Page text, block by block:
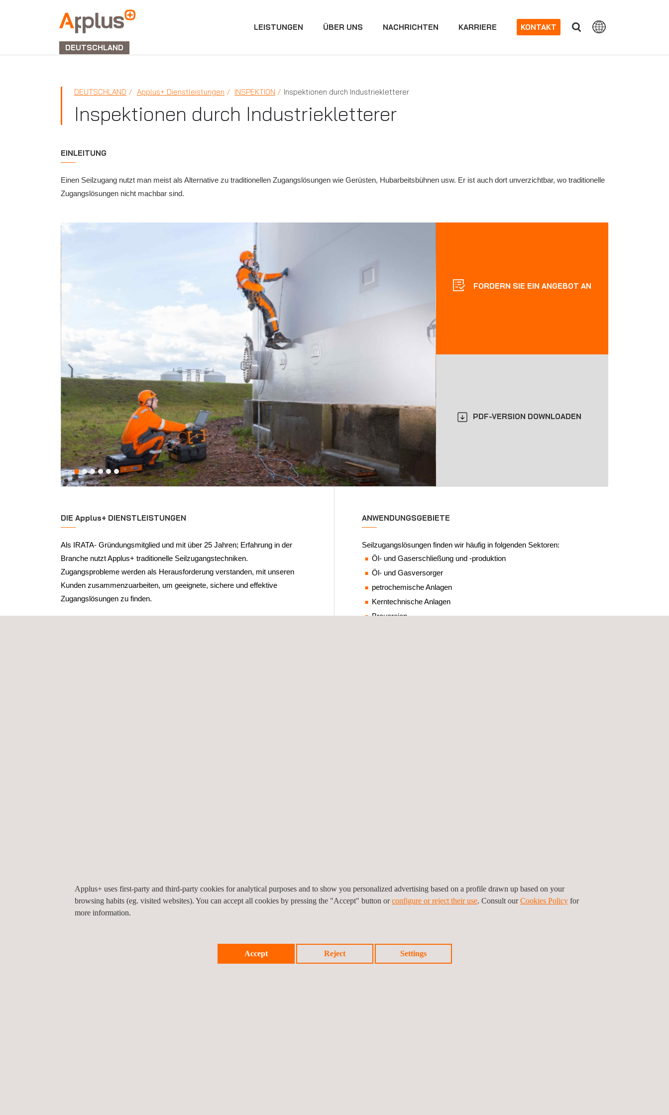
APPLUS+
GROUP
DEUTSCHLAND
LEISTUNGEN ÜBER UNS NACHRICHTEN KARRIERE KONTAKT
DEUTSCHLAND Applus+ Dienstleistungen INSPEKTION Inspektionen durch Industriekletterer
Inspektionen durch Industriekletterer
EINLEITUNG
Einen Seilzugang nutzt man meist als Alternative zu traditionellen Zugangslösungen wie Gerüsten, Hubarbeitsbühnen usw. Er ist auch dort unverzichtbar, wo traditionelle
Zugangslösungen nicht machbar sind.
FORDERN SIE EIN ANGEBOT AN
PDF-VERSION DOWNLOADEN
DIE Applus+ DIENSTLEISTUNGEN
Als IRATA- Gründungsmitglied und mit über 25 Jahren; Erfahrung in der
Branche nutzt Applus+ traditionelle Seilzugangstechniken.
Zugangsprobleme werden als Herausforderung verstanden, mit unseren
Kunden zusammenzuarbeiten, um geeignete, sichere und effektive
Zugangslösungen zu finden.
ANWENDUNGSGEBIETE
Seilzugangslösungen finden wir häufig in folgenden Sektoren:
Öl- und Gaserschließung und -produktion
Öl- und Gasversorger
petrochemische Anlagen
Kerntechnische Anlagen
Brauereien
Applus+ bietet auf Wunsch über den Seilzugang auch spezialisierte Ergänzungsdienste wie Aufhängung, Gewebewartung und zerstörungsfreie Prüfinspektionen,
Applus+ uses first-party and third-party cookies for analytical purposes and to show you personalized advertising based on a profile drawn up based on your
browsing habits (eg. visited websites). You can accept all cookies by pressing the "Accept" button orconfigure or reject their use. Consult ourCookies Policy for
more information.
Accept Reject Settings